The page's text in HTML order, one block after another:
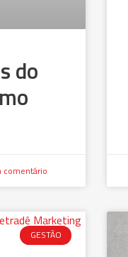
do
comentário
GESTÃO